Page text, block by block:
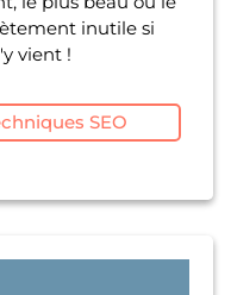
SEO
inutile si
vient !